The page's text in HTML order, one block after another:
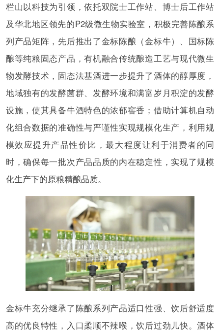
栏山以科技为引领，依托双院士工作站、博士后工作站
及华北地区领先的P2级微生物实验室，积极完善陈酿系
列产品矩阵，先后推出了金标陈酿（金标牛）、国标陈
酿等纯粮固态产品，有机融合传统酿造工艺与现代微生
物发酵技术，固态法基酒进一步提升了酒体的醇厚度，
地域独有的发酵菌群、发酵环境和满富岁月积淀的发酵
设施，使其具备牛酒特色的浓郁窖香；借助计算机自动
化组合数据的准确性与严谨性实现规模化生产，利用规
模效应提升产品性价比，最大程度让利于消费者的同
时，确保每一批次产品品质的内在稳定性，实现了规模
化生产下的原粮精酿品质。
金标牛充分继承了陈酿系列产品适口性强、饮后舒适度
高的优良特性，入口柔顺不辣喉，饮后过劲儿快。酒体